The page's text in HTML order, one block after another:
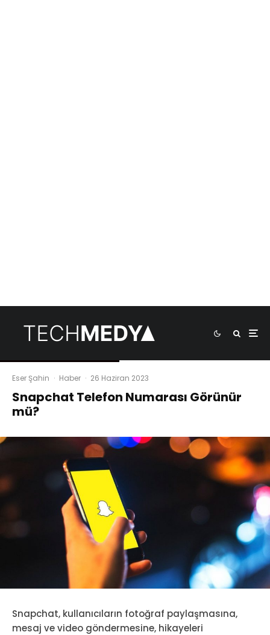
Eser Şahin · Haber · 26 Haziran 2023
Snapchat Telefon Numarası Görünür
mü?
Snapchat, kullanıcıların fotoğraf paylaşmasına,
mesaj ve video göndermesine, hikayeleri